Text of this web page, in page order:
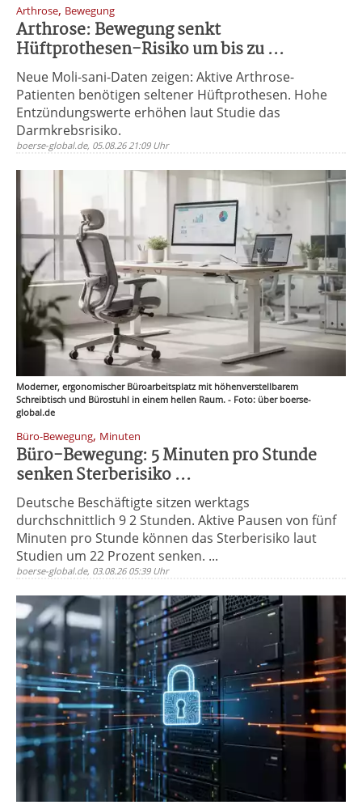
Arthrose, Bewegung
Arthrose: Bewegung senkt
Hüftprothesen-Risiko um bis zu ...
Neue Moli-sani-Daten zeigen: Aktive Arthrose-
Patienten benötigen seltener Hüftprothesen. Hohe
Entzündungswerte erhöhen laut Studie das
Darmkrebsrisiko.
boerse-global.de, 05.08.26 21:09 Uhr
Moderner, ergonomischer Büroarbeitsplatz mit höhenverstellbarem
Schreibtisch und Bürostuhl in einem hellen Raum. - Foto: über boerse-
global.de
Büro-Bewegung, Minuten
Büro-Bewegung: 5 Minuten pro Stunde
senken Sterberisiko ...
Deutsche Beschäftigte sitzen werktags
durchschnittlich 9 2 Stunden. Aktive Pausen von fünf
Minuten pro Stunde können das Sterberisiko laut
Studien um 22 Prozent senken. ...
boerse-global.de, 03.08.26 05:39 Uhr